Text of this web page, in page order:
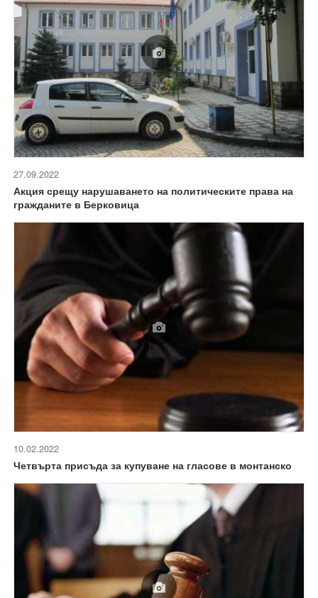
27.09.2022
Акция срещу нарушаването на политическите права на
гражданите в Берковица
10.02.2022
Четвърта присъда за купуване на гласове в монтанско